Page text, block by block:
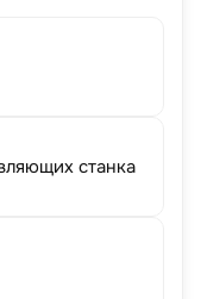
станка